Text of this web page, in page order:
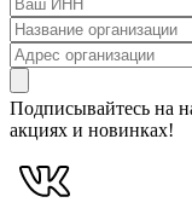
Подписывайтесь на
акциях и новинках!